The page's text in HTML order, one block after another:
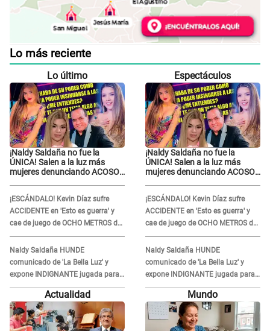
Lo más reciente
Lo último
¡Naldy Saldaña no fue la
ÚNICA! Salen a la luz más
mujeres denunciando ACOSO
¡ESCÁNDALO! Kevin Díaz sufre
ACCIDENTE en 'Esto es guerra' y
cae de juego de OCHO METROS de
altura: "La colchoneta se rompe..."
Naldy Saldaña HUNDE
comunicado de 'La Bella Luz' y
expone INDIGNANTE jugada para
DEFENDER a director: "Que he
tenido algo..."
Espectáculos
¡Naldy Saldaña no fue la
ÚNICA! Salen a la luz más
mujeres denunciando ACOSO
¡ESCÁNDALO! Kevin Díaz sufre
ACCIDENTE en 'Esto es guerra' y
cae de juego de OCHO METROS de
altura: "La colchoneta se rompe..."
Naldy Saldaña HUNDE
comunicado de 'La Bella Luz' y
expone INDIGNANTE jugada para
DEFENDER a director: "Que he
tenido algo..."
Actualidad Mundo